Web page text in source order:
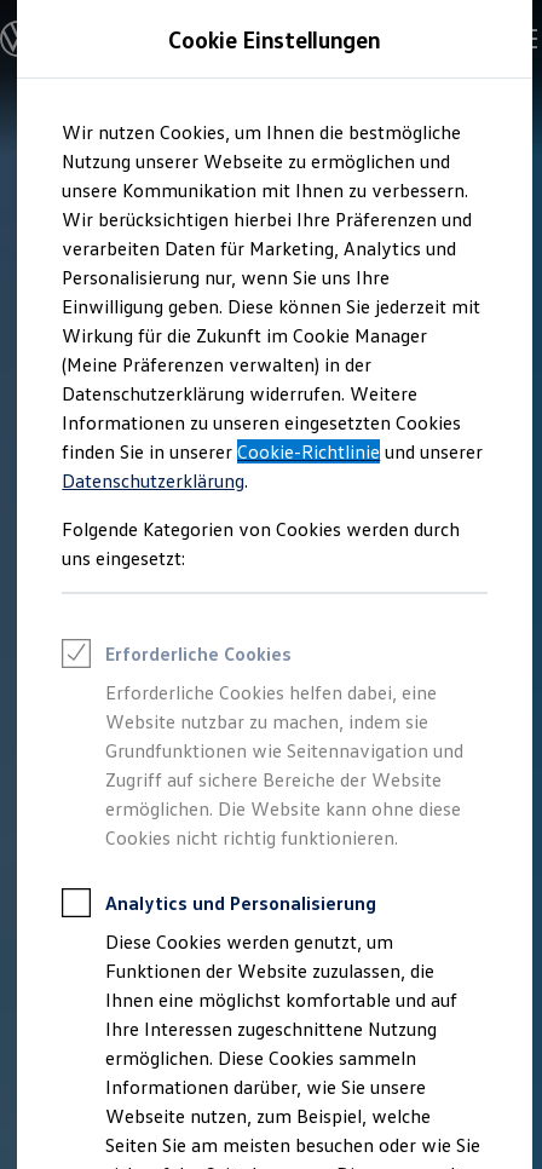
Hauptinhalt
springen
Footer
springen
Modelle & Konfigurator
Nutzfahrzeugkategorien entdecken
Modelle konfigurieren
Vorgängermodelle und Oldtimer
Vorgängermodelle
Oldtimer
Bulli Historie
Branchenlösungen & Gewerbekunden
Umbaulösungen und Hersteller finden
Auf- und Umbauten entdecken & konfigurieren
Groß- und Sonderkunden
Großkunden
Kommunen & Behörden
Journalisten
Sportvereine
Branchenlösungen
Bau & Handwerk
Gewerbliche Personenbeförderung
Service & mobile Werkstätten
Kurier, Logistik & Handel
Kühlfahrzeuge
Feuerwehr
ONE Business ID Vorteile
Fahrzeuge online kaufen
Digitaler Marktplatz
Kauf & Finanzierung
Online-Fahrzeugbewertung
Aktionen & Angebote
E-Auto-Förderung
Für Privatkunden
Für Gewerbekunden
Profi Paket
ProfiPartner für Gebrauchtwagen
Finanzierung
Für Privatkunden
Für Gewerbekunden
Leasing
Für Privatkunden
Für Gewerbekunden
Versicherungen & Garantien
Garantien
Kfz-Versicherung für Nutzfahrzeuge
Restschuldversicherung
Wartungsverträge
Cookie Einstellungen
Wir nutzen Cookies, um Ihnen die bestmögliche
Nutzung unserer Webseite zu ermöglichen und
unsere Kommunikation mit Ihnen zu verbessern.
Wir berücksichtigen hierbei Ihre Präferenzen und
verarbeiten Daten für Marketing, Analytics und
Personalisierung nur, wenn Sie uns Ihre
Einwilligung geben. Diese können Sie jederzeit mit
Wirkung für die Zukunft im Cookie Manager
(Meine Präferenzen verwalten) in der
Datenschutzerklärung widerrufen. Weitere
Informationen zu unseren eingesetzten Cookies
finden Sie in unsererCookie-Richtlinie und unserer
Datenschutzerklärung.
Folgende Kategorien von Cookies werden durch
uns eingesetzt:
Erforderliche Cookies
Erforderliche Cookies helfen dabei, eine
Website nutzbar zu machen, indem sie
Grundfunktionen wie Seitennavigation und
Zugriff auf sichere Bereiche der Website
ermöglichen. Die Website kann ohne diese
Cookies nicht richtig funktionieren.
Analytics und Personalisierung
Diese Cookies werden genutzt, um
Funktionen der Website zuzulassen, die
Ihnen eine möglichst komfortable und auf
Ihre Interessen zugeschnittene Nutzung
ermöglichen. Diese Cookies sammeln
Informationen darüber, wie Sie unsere
Webseite nutzen, zum Beispiel, welche
Seiten Sie am meisten besuchen oder wie Sie